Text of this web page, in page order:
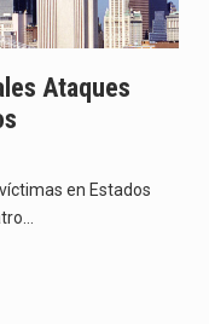
Ataques
en Estados